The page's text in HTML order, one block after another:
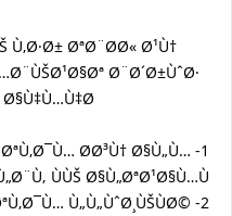
Ù‚Ø·Ø± ØªØ¨Ø­Ø« Ø¹Ù†
Ø¨Ø´Ø±ÙˆØ·
Ø­Ø³Ù† Ø§Ù„Ù…
ÙÙŠ Ø§Ù„ØªØ¹Ø§Ù…Ù„
Ù„Ù„ÙˆØ¸ÙŠÙØ©